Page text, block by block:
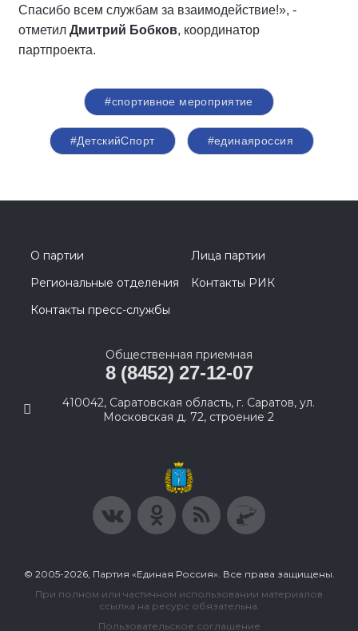
Спасибо всем службам за взаимодействие!», -
отметил Дмитрий Бобков, координатор
партпроекта.
#спортивное мероприятие
#ДетскийСпорт #единаяроссия
О партии
Лица партии
Региональные отделения
Контакты РИК
Контакты пресс-службы
Общественная приемная
8 (8452) 27-12-07
410042, Саратовская область, г. Саратов, ул.
Московская д. 72, строение 2
© 2005-2026, Партия «Единая Россия». Все права защищены.
При полном или частичном использовании материалов
ссылка на ресурс обязательна.
Пользовательское соглашение